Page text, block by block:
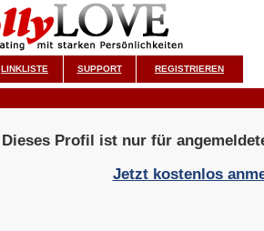
LINKLISTE SUPPORT REGISTRIEREN
Dieses Profil ist nur für
Jetzt kostenlos